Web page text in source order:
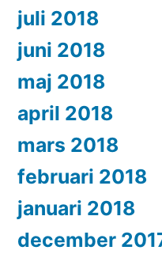
juli 2018
juni 2018
maj 2018
april 2018
mars 2018
februari 2018
januari 2018
december